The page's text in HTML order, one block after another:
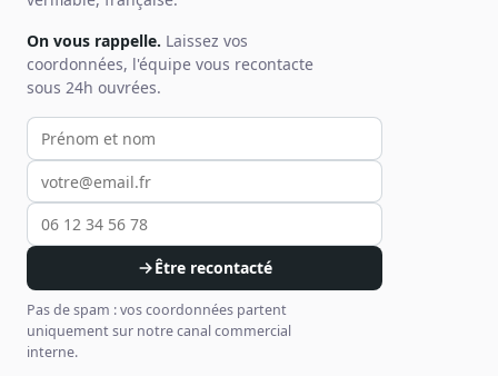
On vous rappelle. Laissez vos
coordonnées, l'équipe vous recontacte
sous 24h ouvrées.
Votre prénom et nom
Votre email
Votre téléphone
Être recontacté
Pas de spam : vos coordonnées partent
uniquement sur notre canal commercial
interne.